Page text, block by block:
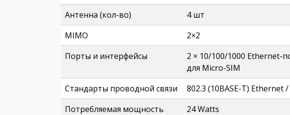
Антенна (кол-во)
4 шт
MIMO
2×2
Порты и интерфейсы
2 × 10/100/1000 Ethernet-
для Micro-SIM
Стандарты проводной связи
802.3 (10BASE-T) Ethernet
Потребляемая мощность
24 Watts